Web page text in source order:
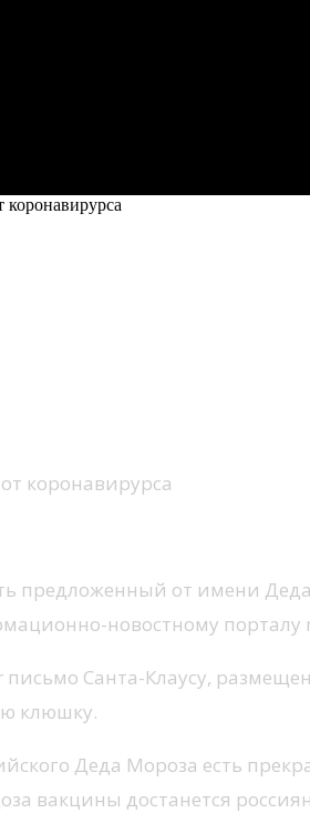
предложенный от имени
новостному порталу
Санта-Клаусу,
клюшку.
Деда Мороза есть
вакцины достанется